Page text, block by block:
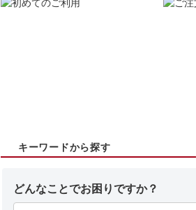
キーワードから探す
どんなことでお困りですか？